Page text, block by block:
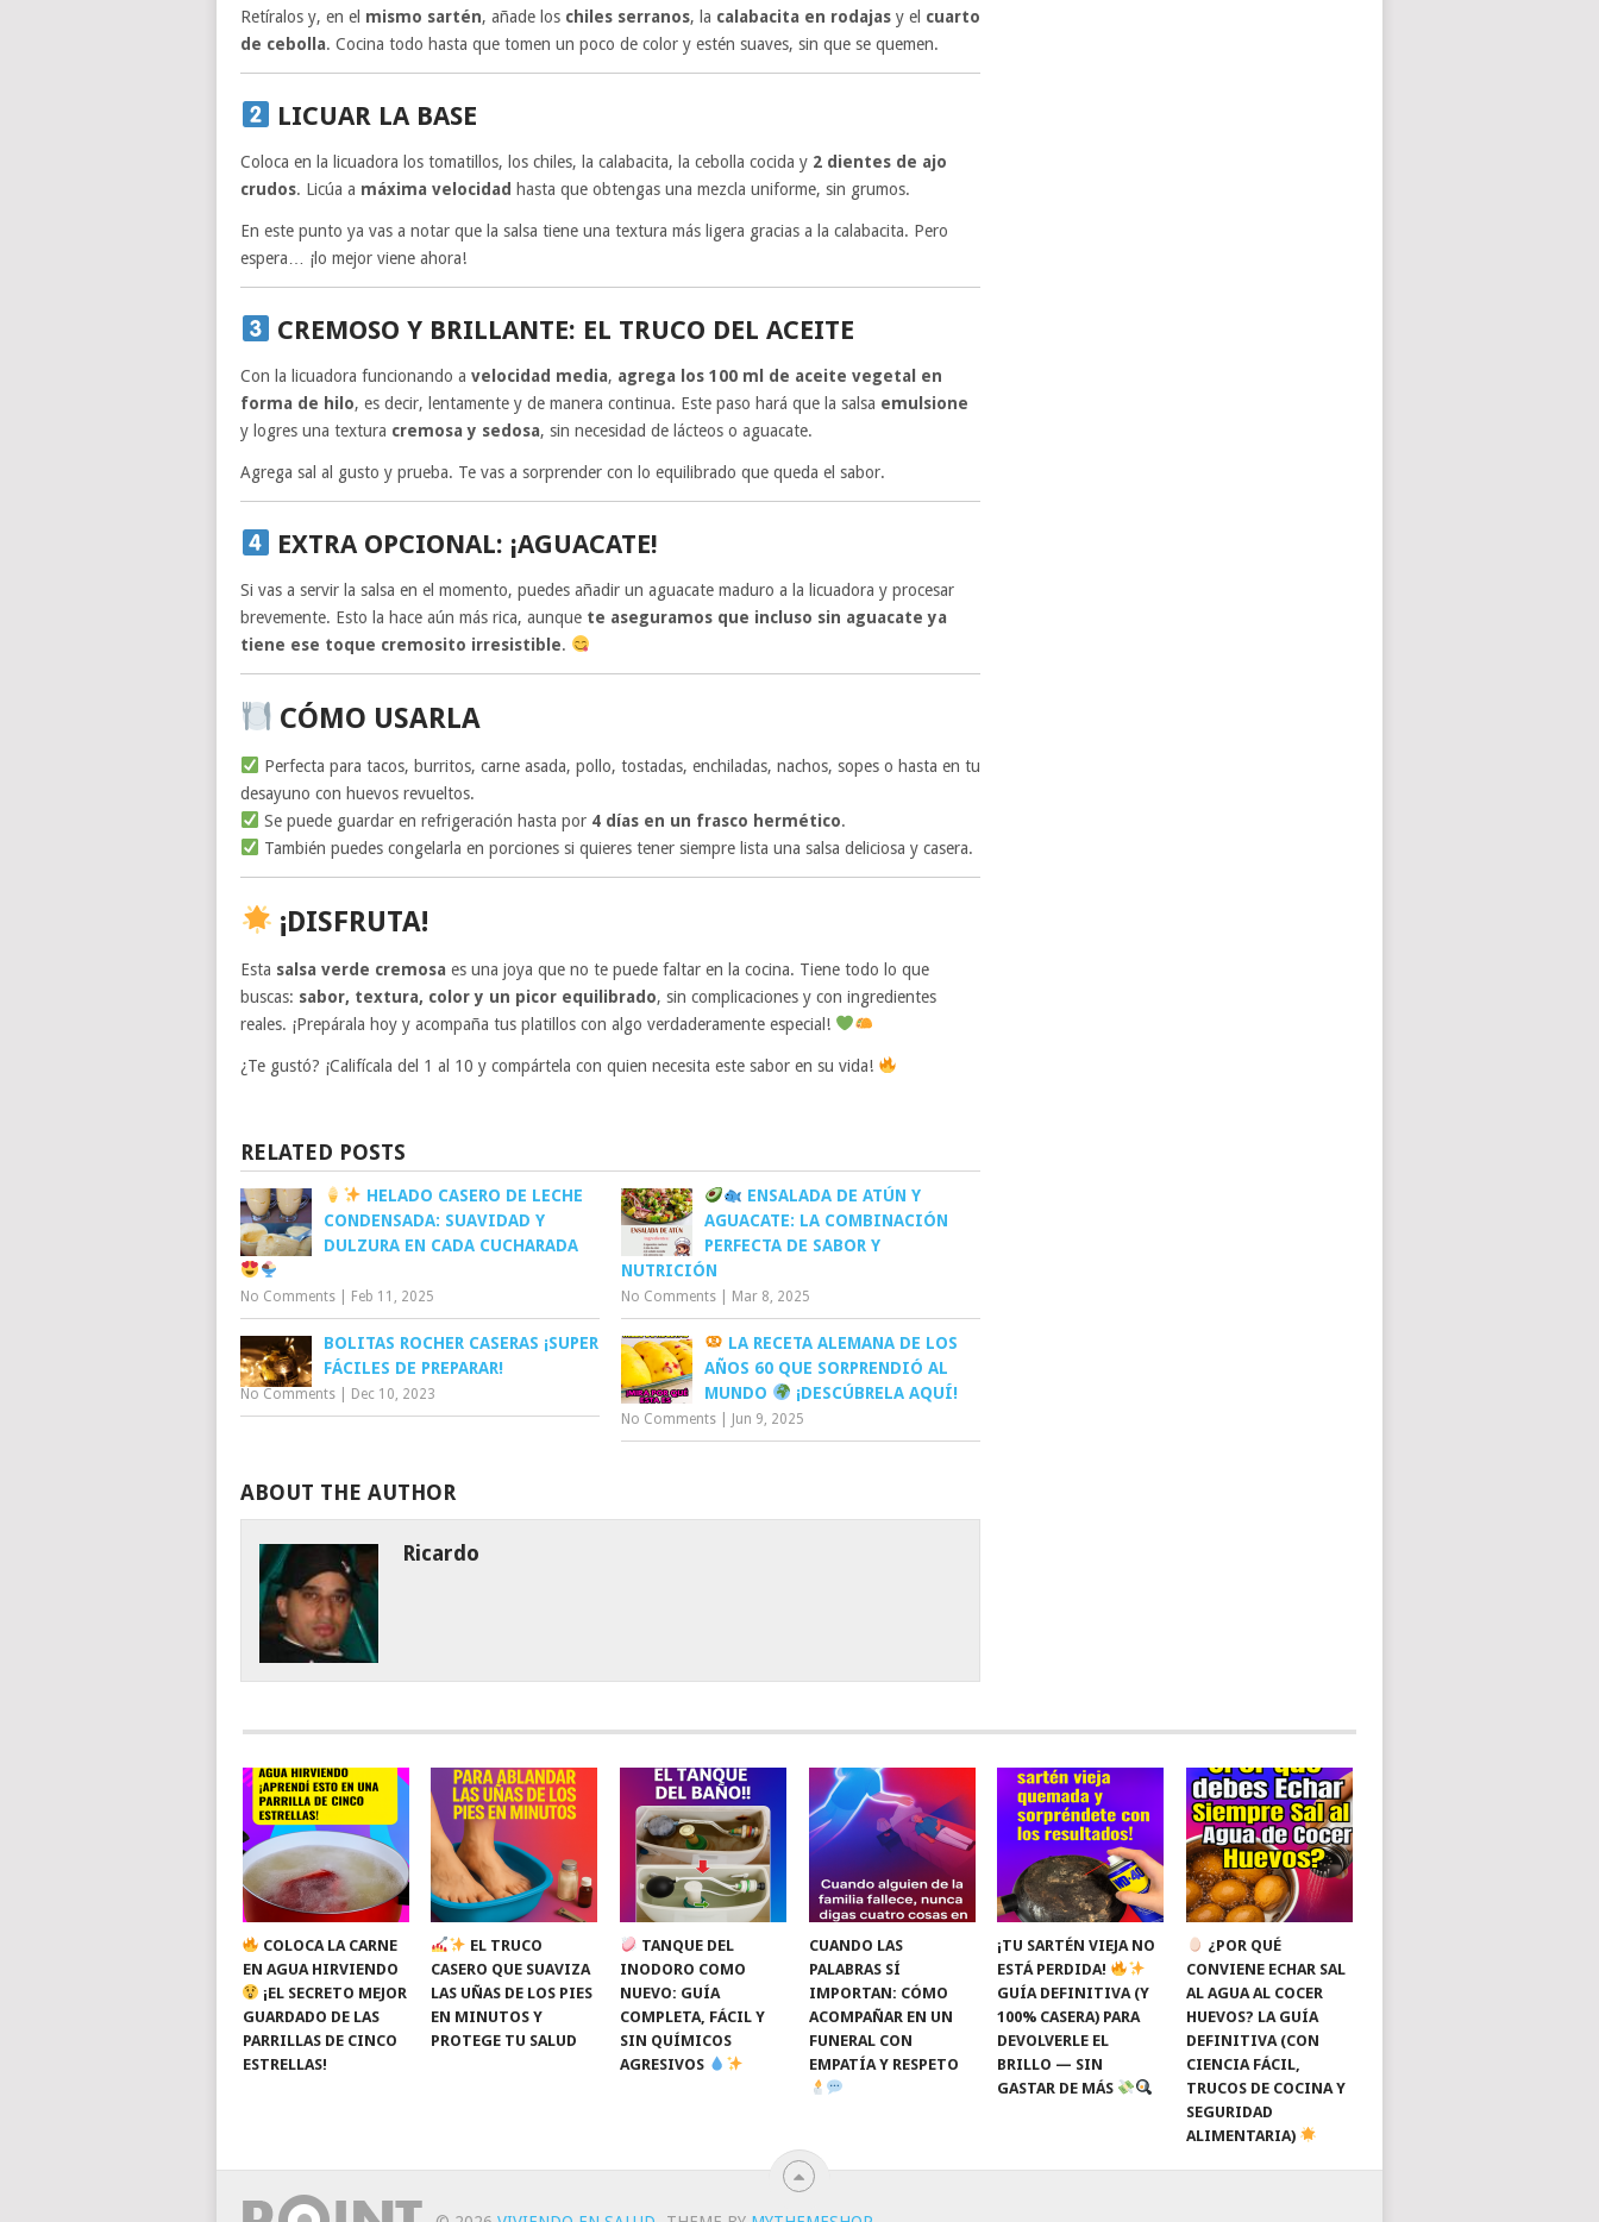
Retíralos y, en el mismo sartén, añade los chiles serranos, la calabacita en rodajas y el cuarto
de cebolla. Cocina todo hasta que tomen un poco de color y estén suaves, sin que se quemen.
LICUAR LA BASE
Coloca en la licuadora los tomatillos, los chiles, la calabacita, la cebolla cocida y 2 dientes de ajo
crudos. Licúa a máxima velocidad hasta que obtengas una mezcla uniforme, sin grumos.
En este punto ya vas a notar que la salsa tiene una textura más ligera gracias a la calabacita. Pero
espera… ¡lo mejor viene ahora!
CREMOSO Y BRILLANTE: EL TRUCO DEL ACEITE
Con la licuadora funcionando a velocidad media, agrega los 100 ml de aceite vegetal en
forma de hilo, es decir, lentamente y de manera continua. Este paso hará que la salsa emulsione
y logres una textura cremosa y sedosa, sin necesidad de lácteos o aguacate.
Agrega sal al gusto y prueba. Te vas a sorprender con lo equilibrado que queda el sabor.
EXTRA OPCIONAL: ¡AGUACATE!
Si vas a servir la salsa en el momento, puedes añadir un aguacate maduro a la licuadora y procesar
brevemente. Esto la hace aún más rica, aunque te aseguramos que incluso sin aguacate ya
tiene ese toque cremosito irresistible.
CÓMO USARLA
Perfecta para tacos, burritos, carne asada, pollo, tostadas, enchiladas, nachos, sopes o hasta en tu
desayuno con huevos revueltos.
Se puede guardar en refrigeración hasta por 4 días en un frasco hermético.
También puedes congelarla en porciones si quieres tener siempre lista una salsa deliciosa y casera.
¡DISFRUTA!
Esta salsa verde cremosa es una joya que no te puede faltar en la cocina. Tiene todo lo que
buscas: sabor, textura, color y un picor equilibrado, sin complicaciones y con ingredientes
reales. ¡Prepárala hoy y acompaña tus platillos con algo verdaderamente especial!
¿Te gustó? ¡Califícala del 1 al 10 y compártela con quien necesita este sabor en su vida!
RELATED POSTS
HELADO CASERO DE LECHE
CONDENSADA: SUAVIDAD Y
DULZURA EN CADA CUCHARADA
No Comments Feb 11, 2025
ENSALADA DE ATÚN Y
AGUACATE: LA COMBINACIÓN
PERFECTA DE SABOR Y
NUTRICIÓN
No Comments Mar 8, 2025
BOLITAS ROCHER CASERAS ¡SUPER
FÁCILES DE PREPARAR!
No Comments Dec 10, 2023
LA RECETA ALEMANA DE LOS
AÑOS 60 QUE SORPRENDIÓ AL
MUNDO
¡DESCÚBRELA AQUÍ!
No Comments Jun 9, 2025
ABOUT THE AUTHOR
Ricardo
COLOCA LA CARNE
EN AGUA HIRVIENDO
¡EL SECRETO MEJOR
GUARDADO DE LAS
PARRILLAS DE CINCO
ESTRELLAS!
EL TRUCO
CASERO QUE SUAVIZA
LAS UÑAS DE LOS PIES
EN MINUTOS Y
PROTEGE TU SALUD
TANQUE DEL
INODORO COMO
NUEVO: GUÍA
COMPLETA, FÁCIL Y
SIN QUÍMICOS
AGRESIVOS
CUANDO LAS
PALABRAS SÍ
IMPORTAN: CÓMO
ACOMPAÑAR EN UN
FUNERAL CON
EMPATÍA Y RESPETO
¡TU SARTÉN VIEJA NO
ESTÁ PERDIDA!
GUÍA DEFINITIVA (Y
100% CASERA) PARA
DEVOLVERLE EL
BRILLO — SIN
GASTAR DE MÁS
¿POR QUÉ
CONVIENE ECHAR SAL
AL AGUA AL COCER
HUEVOS? LA GUÍA
DEFINITIVA (CON
CIENCIA FÁCIL,
TRUCOS DE COCINA Y
SEGURIDAD
ALIMENTARIA)